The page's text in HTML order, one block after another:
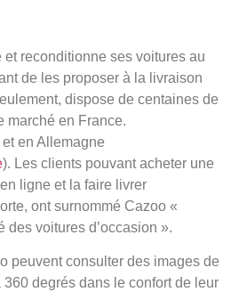
reconditionne ses voitures au
de les proposer à la livraison
dispose de centaines de
marché en France.
et en Allemagne
). Les clients pouvant acheter une
ligne et la faire livrer
ont surnommé Cazoo «
des voitures d’occasion ».
peuvent consulter des images de
degrés dans le confort de leur